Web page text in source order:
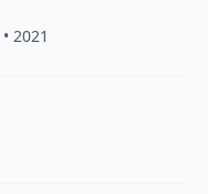
• 2021